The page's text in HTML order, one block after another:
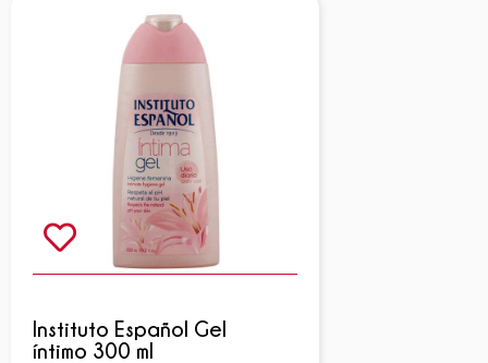
Instituto Español Gel
íntimo 300 ml